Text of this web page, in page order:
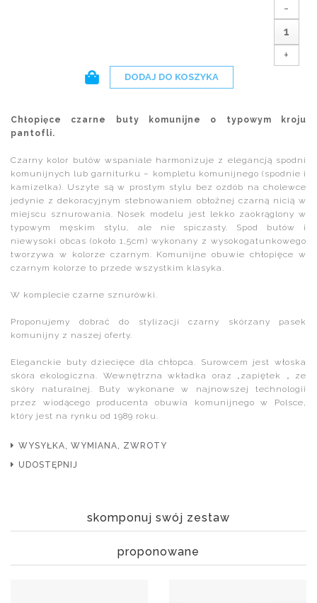
-
+
DODAJ DO KOSZYKA
Chłopięce czarne buty komunijne o typowym kroju
pantofli.
Czarny kolor butów wspaniale harmonizuje z elegancją spodni
komunijnych lub garniturku – kompletu komunijnego (spodnie i
kamizelka). Uszyte są w prostym stylu bez ozdób na cholewce
jedynie z dekoracyjnym stebnowaniem obłożnej czarną nicią w
miejscu sznurowania. Nosek modelu jest lekko zaokrąglony w
typowym męskim stylu, ale nie spiczasty. Spod butów i
niewysoki obcas (około 1,5cm) wykonany z wysokogatunkowego
tworzywa w kolorze czarnym. Komunijne obuwie chłopięce w
czarnym kolorze to przede wszystkim klasyka.
W komplecie czarne sznurówki.
Proponujemy dobrać do stylizacji czarny skórzany pasek
komunijny z naszej oferty.
Eleganckie buty dziecięce dla chłopca. Surowcem jest włoska
skóra ekologiczna. Wewnętrzna wkładka oraz „zapiętek „ ze
skóry naturalnej. Buty wykonane w najnowszej technologii
przez wiodącego producenta obuwia komunijnego w Polsce,
który jest na rynku od 1989 roku.
WYSYŁKA, WYMIANA, ZWROTY
UDOSTĘPNIJ
skomponuj swój zestaw
proponowane